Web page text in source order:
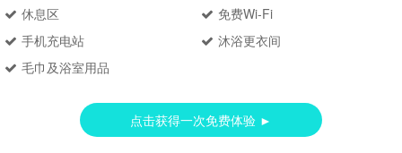
休息区
免费Wi-Fi
手机充电站
沐浴更衣间
毛巾及浴室用品
点击获得一次免费体验 ►